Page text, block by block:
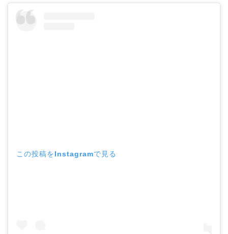
この投稿をInstagramで見る